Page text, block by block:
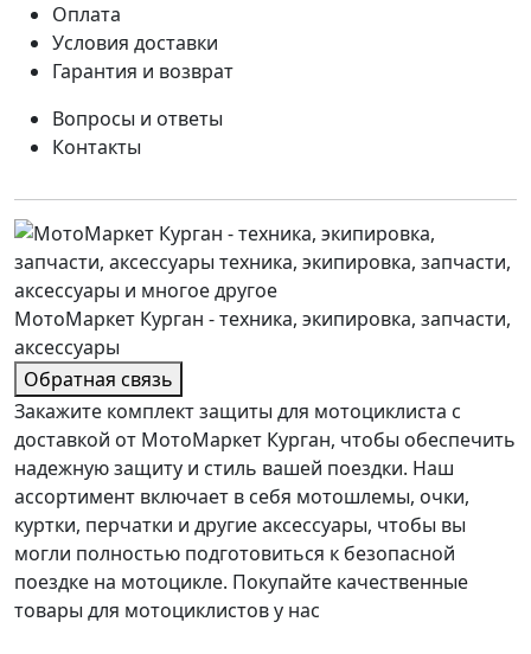
Оплата
Условия доставки
Гарантия и возврат
Вопросы и ответы
Контакты
МотоМаркет Курган - техника, экипировка, запчасти,
аксессуары
Обратная связь
Закажите комплект защиты для мотоциклиста с
доставкой от МотоМаркет Курган, чтобы обеспечить
надежную защиту и стиль вашей поездки. Наш
ассортимент включает в себя мотошлемы, очки,
куртки, перчатки и другие аксессуары, чтобы вы
могли полностью подготовиться к безопасной
поездке на мотоцикле. Покупайте качественные
товары для мотоциклистов у нас